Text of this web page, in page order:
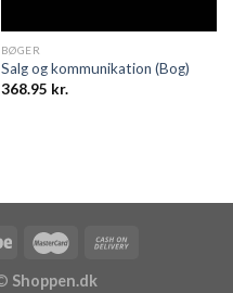
BØGER
Salg og kommunikation (Bog)
368.95 kr.
Shoppen.dk